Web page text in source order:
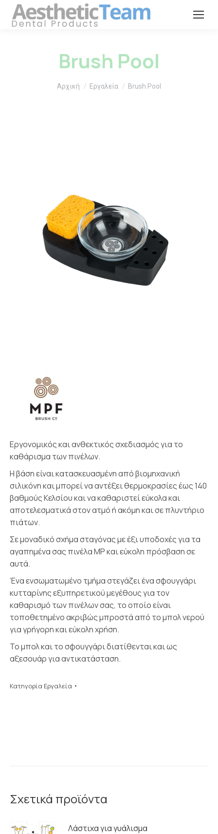
Brush Pool
You are here:
Αρχική Εργαλεία Brush Pool
Εργονομικός και ανθεκτικός σχεδιασμός για το
καθάρισμα των πινέλων.
Η βάση είναι κατασκευασμένη από βιομηχανική
σιλικόνη και μπορεί να αντέξει θερμοκρασίες έως 140
βαθμούς Κελσίου και να καθαριστεί εύκολα και
αποτελεσματικά στον ατμό ή ακόμη και σε πλυντήριο
πιάτων.
Σε μοναδικό σχήμα σταγόνας με έξι υποδοχές για τα
αγαπημένα σας πινέλα MP και εύκολη πρόσβαση σε
αυτά.
Ένα ενσωματωμένο τμήμα στεγάζει ένα σφουγγάρι
κυτταρίνης εξυπηρετικού μεγέθους για τον
καθαρισμό των πινέλων σας, το οποίο είναι
τοποθετημένο ακριβώς μπροστά από το μπολ νερού
για γρήγορη και εύκολη χρήση.
Το μπολ και το σφουγγάρι διατίθενται και ως
αξεσουάρ για αντικατάσταση.
Κατηγορία Εργαλεία
Σχετικά προϊόντα
Λάστιχα για γυάλισμα